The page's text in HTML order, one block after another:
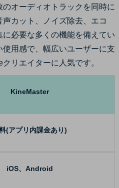
オーディオトラックを同時に
カット、ノイズ除去、エコ
必要な多くの機能を備えてい
用感で、幅広いユーザーに支
リエイターに人気です。
KineMaster
(アプリ内課金あり)
iOS、Android